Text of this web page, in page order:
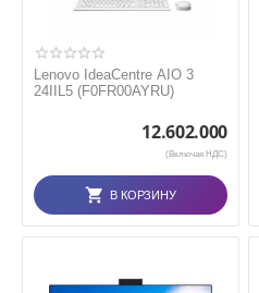
Lenovo IdeaCentre AIO 3
24IIL5 (F0FR00AYRU)
12.602.000
(Включая НДС)
В КОРЗИНУ